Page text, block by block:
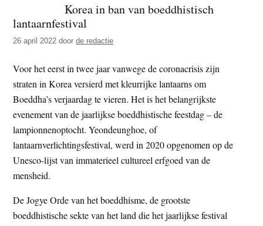
e
z
e
s
i
t
e
e
n
e
z
e
s
i
t
e
Korea in ban van boeddhistisch
lantaarnfestival
26 april 2022 doorde redactie
Voor het eerst in twee jaar vanwege de coronacrisis zijn
straten in Korea versierd met kleurrijke lantaarns om
Boeddha’s verjaardag te vieren. Het is het belangrijkste
evenement van de jaarlijkse boeddhistische feestdag – de
lampionnenoptocht. Yeondeunghoe, of
lantaarnverlichtingsfestival, werd in 2020 opgenomen op de
Unesco-lijst van immaterieel cultureel erfgoed van de
mensheid.
De Jogye Orde van het boeddhisme, de grootste
boeddhistische sekte van het land die het jaarlijkse festival